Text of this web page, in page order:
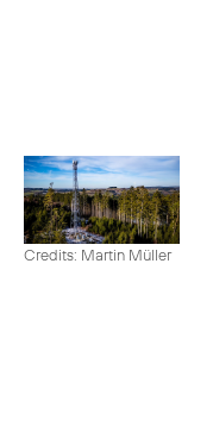
Credits: Martin Müller